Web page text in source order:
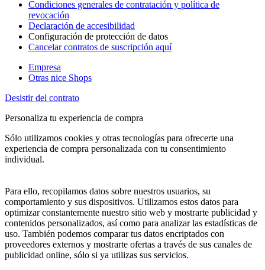
Condiciones generales de contratación y política de
revocación
Declaración de accesibilidad
Configuración de protección de datos
Cancelar contratos de suscripción aquí
Empresa
Otras nice Shops
Desistir del contrato
Personaliza tu experiencia de compra
Sólo utilizamos cookies y otras tecnologías para ofrecerte una
experiencia de compra personalizada con tu consentimiento
individual.
Para ello, recopilamos datos sobre nuestros usuarios, su
comportamiento y sus dispositivos. Utilizamos estos datos para
optimizar constantemente nuestro sitio web y mostrarte publicidad y
contenidos personalizados, así como para analizar las estadísticas de
uso. También podemos comparar tus datos encriptados con
proveedores externos y mostrarte ofertas a través de sus canales de
publicidad online, sólo si ya utilizas sus servicios.